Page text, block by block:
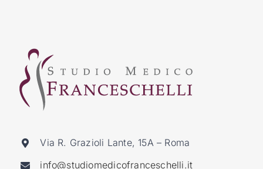
Via R. Grazioli Lante, 15A – Roma
info@studiomedicofranceschelli.it